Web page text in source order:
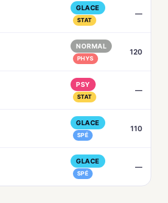
GLACE
STAT
—
NORMAL
PHYS
120
PSY
STAT
—
GLACE
SPÉ
110
GLACE
SPÉ
—